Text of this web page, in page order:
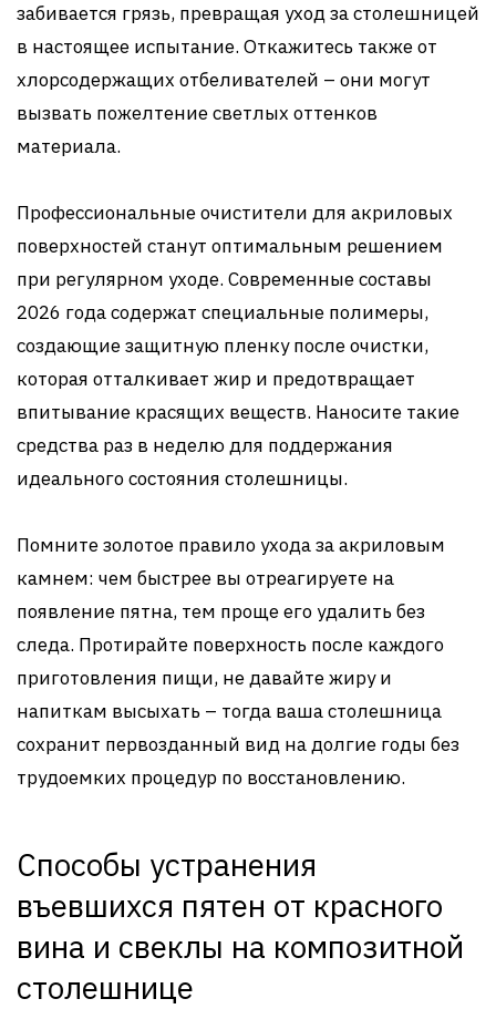
забивается грязь, превращая уход за столешницей
в настоящее испытание. Откажитесь также от
хлорсодержащих отбеливателей – они могут
вызвать пожелтение светлых оттенков
материала.
Профессиональные очистители для акриловых
поверхностей станут оптимальным решением
при регулярном уходе. Современные составы
2026 года содержат специальные полимеры,
создающие защитную пленку после очистки,
которая отталкивает жир и предотвращает
впитывание красящих веществ. Наносите такие
средства раз в неделю для поддержания
идеального состояния столешницы.
Помните золотое правило ухода за акриловым
камнем: чем быстрее вы отреагируете на
появление пятна, тем проще его удалить без
следа. Протирайте поверхность после каждого
приготовления пищи, не давайте жиру и
напиткам высыхать – тогда ваша столешница
сохранит первозданный вид на долгие годы без
трудоемких процедур по восстановлению.
Способы устранения
въевшихся пятен от красного
вина и свеклы на композитной
столешнице